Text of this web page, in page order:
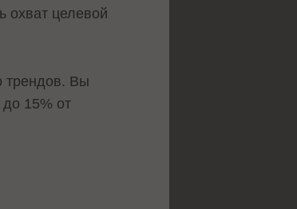
охват целевой
трендов. Вы
15% от